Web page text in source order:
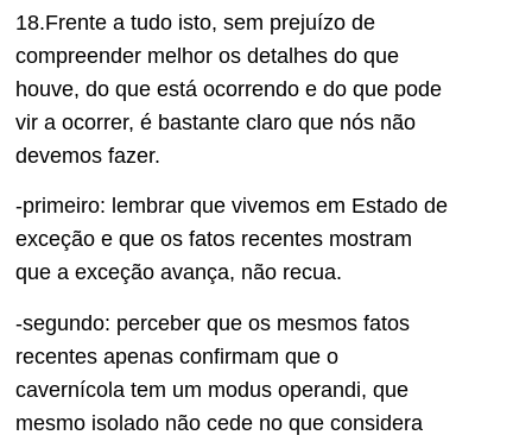
18.Frente a tudo isto, sem prejuízo de
compreender melhor os detalhes do que
houve, do que está ocorrendo e do que pode
vir a ocorrer, é bastante claro que nós não
devemos fazer.
-primeiro: lembrar que vivemos em Estado de
exceção e que os fatos recentes mostram
que a exceção avança, não recua.
-segundo: perceber que os mesmos fatos
recentes apenas confirmam que o
cavernícola tem um modus operandi, que
mesmo isolado não cede no que considera